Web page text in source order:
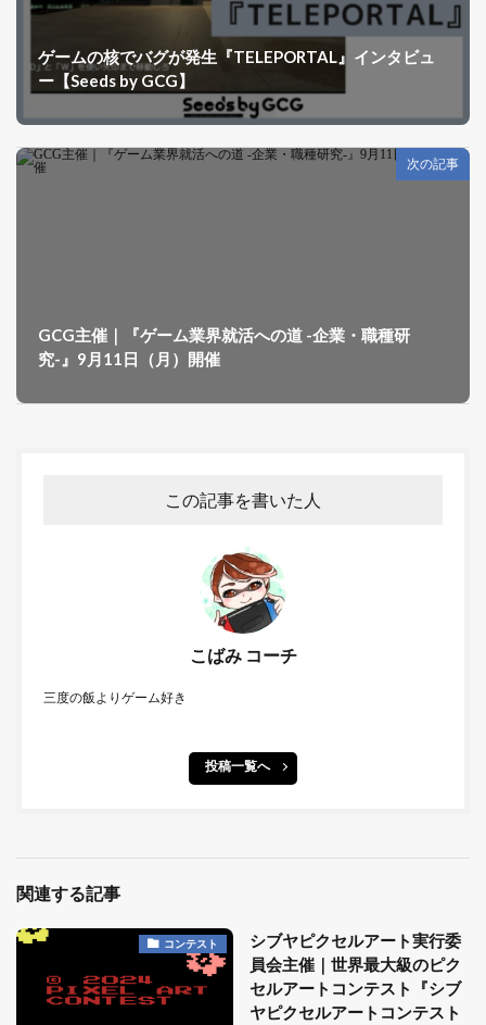
ゲームの核でバグが発生『TELEPORTAL』インタビュ
ー【Seeds by GCG】
次の記事
GCG主催｜『ゲーム業界就活への道 -企業・職種研
究-』9月11日（月）開催
この記事を書いた人
こばみ コーチ
三度の飯よりゲーム好き
投稿一覧へ
関連する記事
コンテスト
シブヤピクセルアート実行委
員会主催｜世界最大級のピク
セルアートコンテスト『シブ
ヤピクセルアートコンテスト